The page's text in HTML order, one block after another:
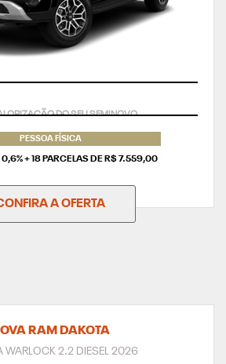
PESSOA FÍSICA
0,6% + 18 PARCELAS DE R$ 7.559,00
A OFERTA
RAM DAKOTA
WARLOCK 2.2 DIESEL 2026